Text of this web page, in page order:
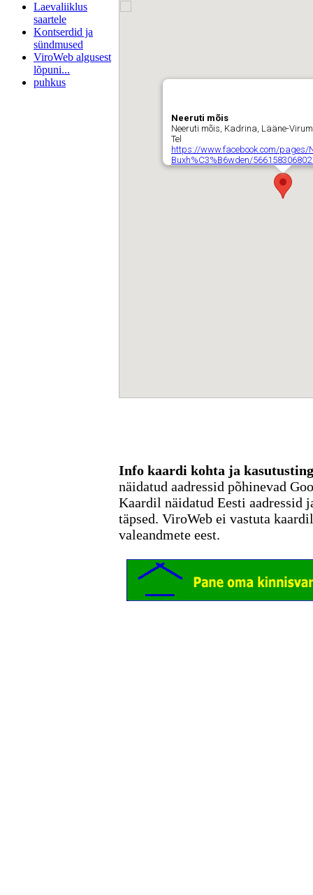
Laevaliiklus
saartele
Kontserdid ja
sündmused
ViroWeb algusest
lõpuni...
puhkus
Neeruti mõis
Neeruti mõis, Kadrina, Lääne-
Tel
https://www.facebook.com/pages/
Buxh%C3%B6wden/
Info kaardi kohta ja
näidatud aadressid põhinevad
Kaardil näidatud Eesti aadressid
täpsed. ViroWeb ei vastuta
valeandmete eest.